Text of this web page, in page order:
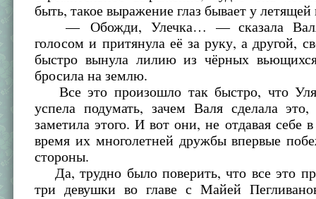
быть, такое выражение глаз бывает у
— Обожди, Улечка… — сказала
голосом и притянула её за руку, а другой,
быстро вынула лилию из чёрных
бросила на землю.
Все это произошло так быстро, что
успела подумать, зачем Валя сделала
заметила этого. И вот они, не отдавая себе
время их многолетней дружбы впервые
стороны.
Да, трудно было поверить, что все это
три девушки во главе с Майей